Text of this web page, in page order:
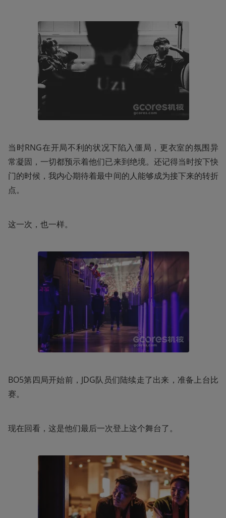
当时RNG在开局不利的状况下陷入僵局，更衣室的氛围异
常凝固，一切都预示着他们已来到绝境。还记得当时按下快
门的时候，我内心期待着最中间的人能够成为接下来的转折
点。
这一次，也一样。
BO5第四局开始前，JDG队员们陆续走了出来，准备上台比
赛。
现在回看，这是他们最后一次登上这个舞台了。